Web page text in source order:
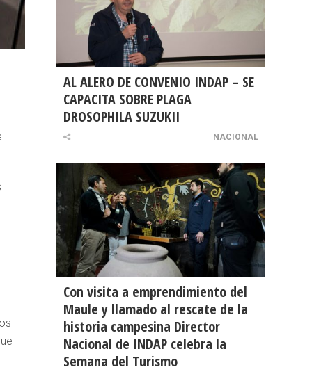
AL ALERO DE CONVENIO INDAP – SE
CAPACITA SOBRE PLAGA
DROSOPHILA SUZUKII
NACIONAL
Con visita a emprendimiento del
Maule y llamado al rescate de la
historia campesina Director
Nacional de INDAP celebra la
Semana del Turismo